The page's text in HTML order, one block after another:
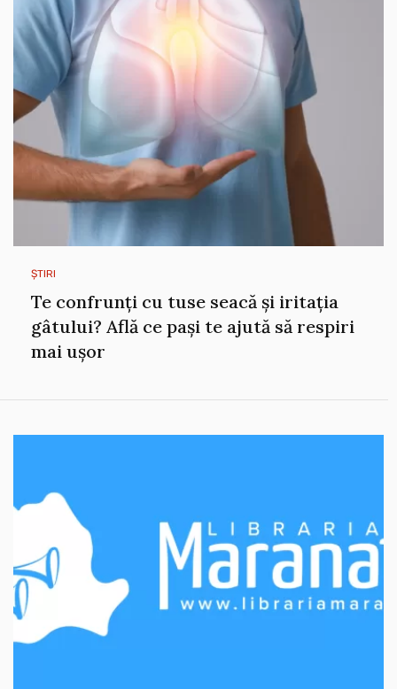
ȘTIRI
Te confrunți cu tuse seacă și iritația
gâtului? Află ce pași te ajută să respiri
mai ușor